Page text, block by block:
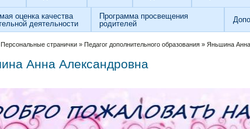
оценка качества
деятельности
Программа просвещения
родителей
Персональные странички» Педагог дополнительного образования» Яньшина
Анна Александровна